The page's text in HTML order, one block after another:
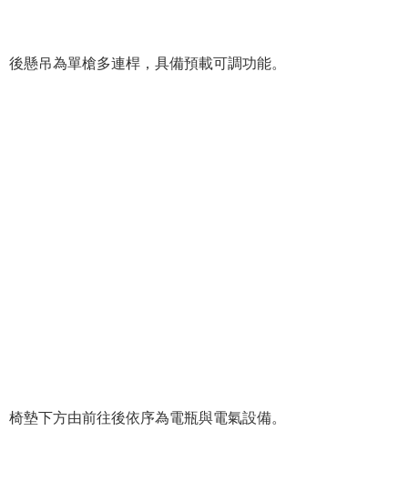
後懸吊為單槍多連桿，具備預載可調功能。
椅墊下方由前往後依序為電瓶與電氣設備。